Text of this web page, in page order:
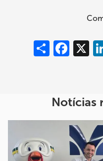
Compartilhar
X
Notícias